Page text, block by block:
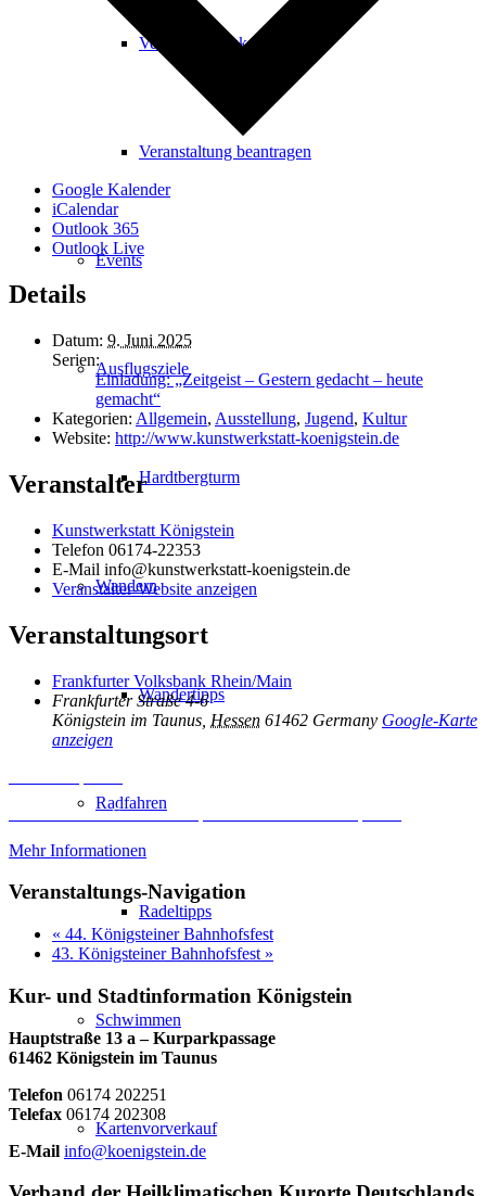
Veranstaltungskalender
Veranstaltung beantragen
Events
Ausflugsziele
Hardtbergturm
Wandern
Wandertipps
Radfahren
Radeltipps
Schwimmen
Kartenvorverkauf
Google Kalender
iCalendar
Outlook 365
Outlook Live
Details
Datum: 9. Juni 2025
Serien:
Einladung: „Zeitgeist – Gestern gedacht – heute
gemacht“
Kategorien: Allgemein, Ausstellung, Jugend, Kultur
Website: http://www.kunstwerkstatt-koenigstein.de
Veranstalter
Kunstwerkstatt Königstein
Telefon 06174-22353
E-Mail info@kunstwerkstatt-koenigstein.de
Veranstalter-Website anzeigen
Veranstaltungsort
Frankfurter Volksbank Rhein/Main
Frankfurter Straße 4-6
Königstein im Taunus Hessen 61462 Germany Google-Karte
anzeigen
Erforderlichen Service akzeptieren und Inhalte entsperren
Mehr Informationen
Veranstaltungs-Navigation
« 44. Königsteiner Bahnhofsfest
43. Königsteiner Bahnhofsfest »
Kur- und Stadtinformation Königstein
Hauptstraße 13 a – Kurparkpassage
61462 Königstein im Taunus
Telefon 06174 202251
Telefax 06174 202308
E-Mail info@koenigstein.de